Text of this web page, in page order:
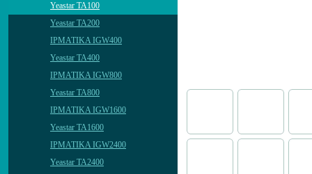
Yeastar TA100
Yeastar TA200
IPMATIKA IGW400
Yeastar TA400
IPMATIKA IGW800
Yeastar TA800
IPMATIKA IGW1600
Yeastar TA1600
IPMATIKA IGW2400
Yeastar TA2400